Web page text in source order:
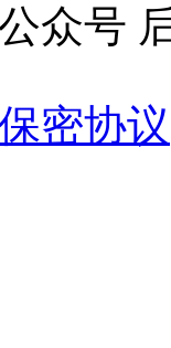
众号
密协议